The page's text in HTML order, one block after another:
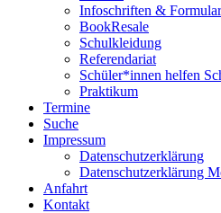
Infoschriften &
BookResale
Schulkleidung
Referendariat
Schüler*innen helfen
Praktikum
Termine
Suche
Impressum
Datenschutzerklärung
Datenschutzerklärung
Anfahrt
Kontakt